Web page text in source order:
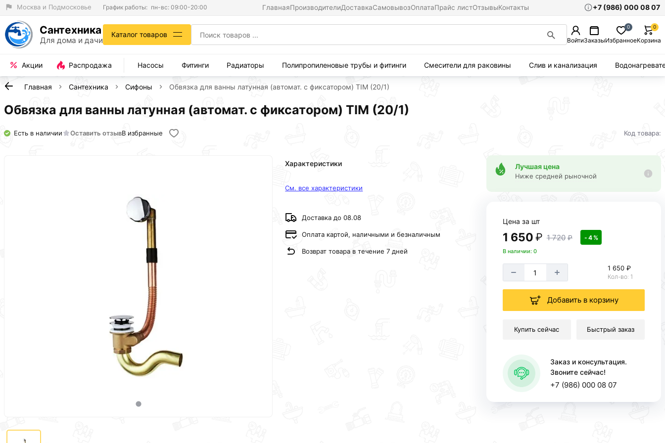
Москва и Подмосковье График работы: пн-вс: 09:00-20:00 ГлавнаяПроизводителиДоставкаСамовывозОплатаПрайс листОтзывыКонтакты +7 (986) 000 08 07
Сантехника
Для дома и дачи
Каталог товаров
ВойтиЗаказыИзбранное
0
Корзина
0
Акции Распродажа Насосы Фитинги Радиаторы Полипропиленовые трубы и фитинги Смесители для раковины Слив и канализация
Главная Сантехника Сифоны Обвязка для ванны латунная (автомат. с фиксатором) TIM (20/1)
Обвязка для ванны латунная (автомат. с фиксатором) TIM (20/1)
Есть в наличии Оставить отзывВ избранные Код товара:
Характеристики
См. все характеристики
Доставка до 08.08
Оплата картой, наличными и безналичным
Возврат товара в течение 7 дней
Лучшая цена
Ниже средней рыночной
Цена за шт
1 650 ₽ 1 720 ₽ - 4 %
В наличии: 0
1 650 ₽
Кол-во: 1
Добавить в корзину
Купить сейчас Быстрый заказ
Заказ и консультация.
Звоните сейчас!
+7 (986) 000 08 07